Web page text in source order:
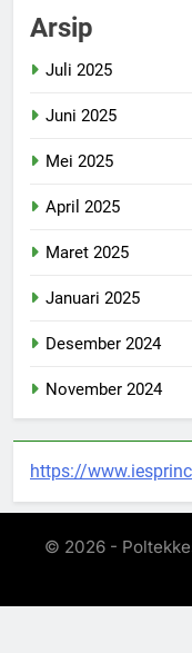
Arsip
Juli 2025
Juni 2025
Mei 2025
April 2025
Maret 2025
Januari 2025
Desember 2024
November 2024
https://
© 2026 -